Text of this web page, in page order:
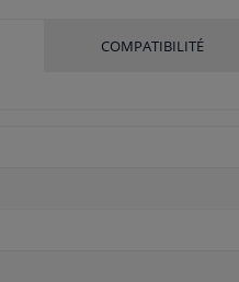
COMPATIBILITÉ